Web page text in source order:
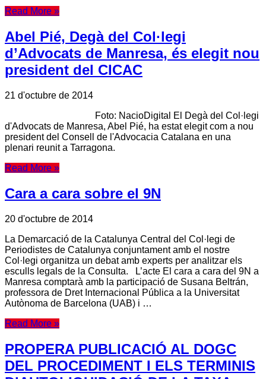
Read More »
Abel Pié, Degà del Col·legi
d’Advocats de Manresa, és elegit nou
president del CICAC
21 d'octubre de 2014
Foto: NacioDigital El Degà del Col·legi
d'Advocats de Manresa, Abel Pié, ha estat elegit com a nou
president del Consell de l'Advocacia Catalana en una
plenari reunit a Tarragona.
Read More »
Cara a cara sobre el 9N
20 d'octubre de 2014
La Demarcació de la Catalunya Central del Col·legi de
Periodistes de Catalunya conjuntament amb el nostre
Col·legi organitza un debat amb experts per analitzar els
esculls legals de la Consulta. L’acte El cara a cara del 9N a
Manresa comptarà amb la participació de Susana Beltrán,
professora de Dret Internacional Pública a la Universitat
Autònoma de Barcelona (UAB) i …
Read More »
PROPERA PUBLICACIÓ AL DOGC
DEL PROCEDIMENT I ELS TERMINIS